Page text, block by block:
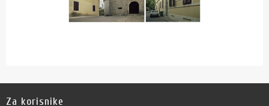
Za korisnike